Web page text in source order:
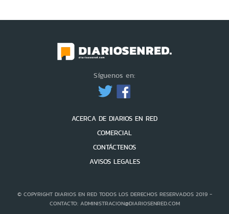
Síguenos en:
ACERCA DE DIARIOS EN RED
COMERCIAL
CONTÁCTENOS
AVISOS LEGALES
© COPYRIGHT DIARIOS EN RED TODOS LOS DERECHOS RESERVADOS 2019 -
CONTACTO: ADMINISTRACION@DIARIOSENRED.COM